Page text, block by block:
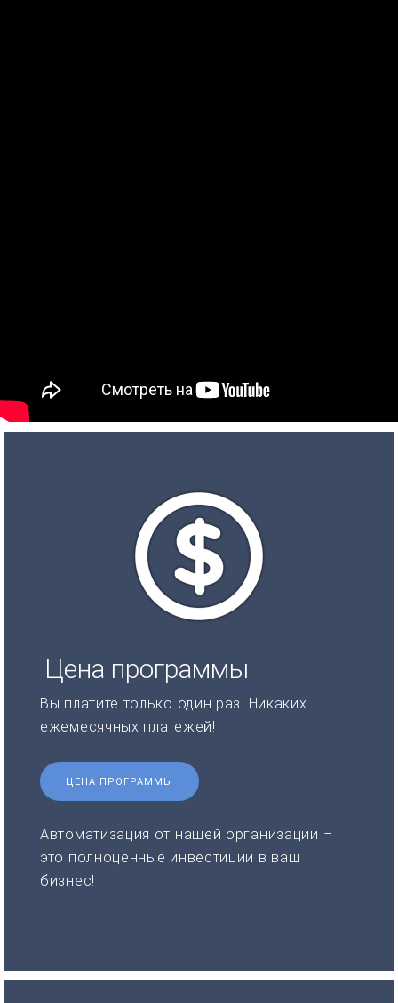
Цена программы
Вы платите только один раз. Никаких
ежемесячных платежей!
ЦЕНА ПРОГРАММЫ
Автоматизация от нашей организации –
это полноценные инвестиции в ваш
бизнес!